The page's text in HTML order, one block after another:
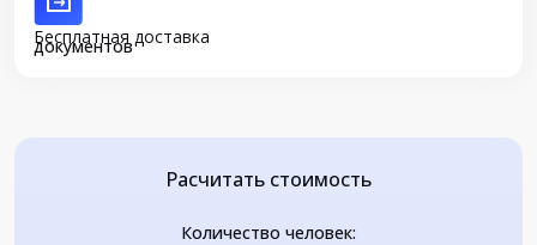
Бесплатная доставка
документов
Расчитать стоимость
Количество человек: